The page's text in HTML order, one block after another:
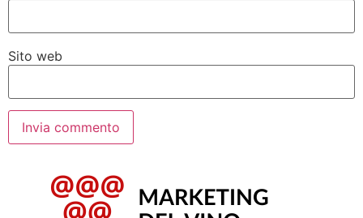
Sito web